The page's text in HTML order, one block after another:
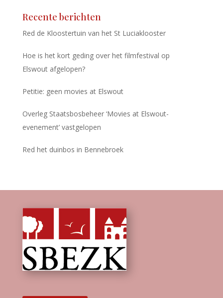
Recente berichten
Red de Kloostertuin van het St Luciaklooster
Hoe is het kort geding over het filmfestival op
Elswout afgelopen?
Petitie: geen movies at Elswout
Overleg Staatsbosbeheer ‘Movies at Elswout-
evenement’ vastgelopen
Red het duinbos in Bennebroek